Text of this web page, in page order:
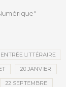
LITTÉRAIRE
20 JANVIER
22 SEPTEMBRE